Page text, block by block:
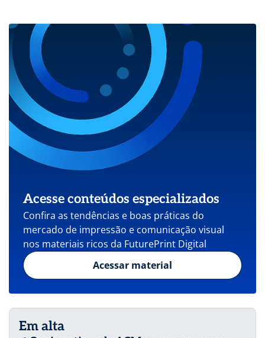
Acesse conteúdos especializados
Confira as tendências e boas práticas do
mercado de impressão e comunicação visual
nos materiais ricos da FuturePrint Digital
Acessar material
Em alta